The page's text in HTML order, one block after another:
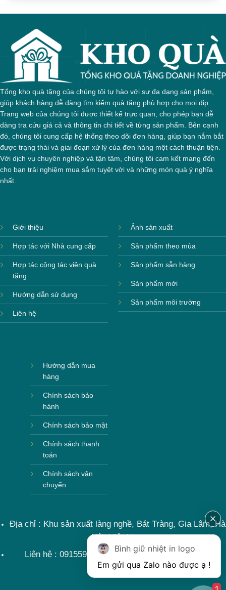
Tổng kho quà tặng của chúng tôi tự hào với sự đa dạng sản phẩm,
giúp khách hàng dễ dàng tìm kiếm quà tặng phù hợp cho mọi dịp.
Trang web của chúng tôi được thiết kế trực quan, cho phép bạn dễ
dàng tra cứu giá cả và thông tin chi tiết về từng sản phẩm. Bên cạnh
đó, chúng tôi cung cấp hệ thống theo dõi đơn hàng, giúp bạn nắm bắt
được trạng thái và giai đoạn xử lý của đơn hàng một cách thuận tiện.
Với dịch vụ chuyên nghiệp và tận tâm, chúng tôi cam kết mang đến
cho bạn trải nghiệm mua sắm tuyệt vời và những món quà ý nghĩa
nhất.
Giới thiệu
Hợp tác với Nhà cung cấp
Hợp tác cộng tác viên quà
tặng
Hướng dẫn sử dụng
Liên hệ
Ảnh sản xuất
Sản phẩm theo mùa
Sản phẩm sẵn hàng
Sản phẩm mới
Sản phẩm môi trường
Hướng dẫn mua
hàng
Chính sách bảo
hành
Chính sách bảo mật
Chính sách thanh
toán
Chính sách vận
chuyển
Địa chỉ : Khu sản xuất làng nghề, Bát Tràng, Gia Lâm, Hà
Nội, Việt Nam
Liên hệ : 0915599363 Email: lienhe@khoqua.vn
Bình giữ nhiệt in logo